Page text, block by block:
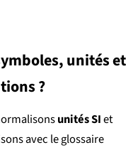
unités et
?
unités SIet
avec le glossaire